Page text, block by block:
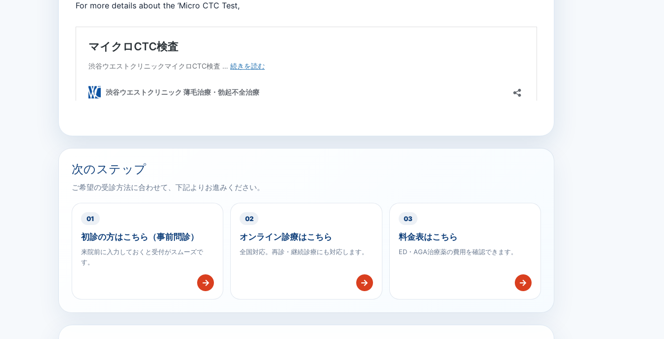
For more details about the ‘Micro CTC Test,
次のステップ
ご希望の受診方法に合わせて、下記よりお進みください。
01
初診の方はこちら（事前問診）
来院前に入力しておくと受付がスムーズで
す。
→
02
オンライン診療はこちら
全国対応。再診・継続診療にも対応します。
→
03
料金表はこちら
ED・AGA治療薬の費用を確認できます。
→